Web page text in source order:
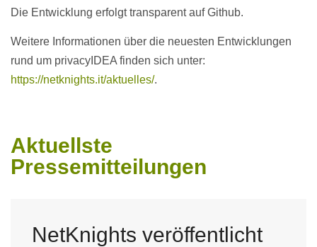
Die Entwicklung erfolgt transparent auf Github.
Weitere Informationen über die neuesten Entwicklungen
rund um privacyIDEA finden sich unter:
https://netknights.it/aktuelles/.
Aktuellste
Pressemitteilungen
NetKnights veröffentlicht